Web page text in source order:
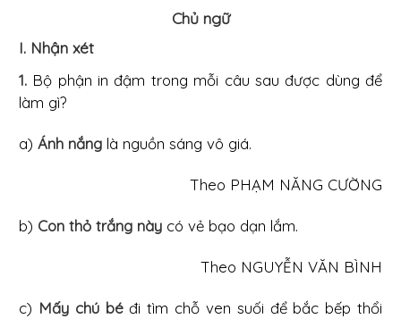
Chủ ngữ
I. Nhận xét
1. Bộ phận in đậm trong mỗi câu sau được dùng để
làm gì?
a) Ánh nắng là nguồn sáng vô giá.
Theo PHẠM NĂNG CƯỜNG
b) Con thỏ trắng này có vẻ bạo dạn lắm.
Theo NGUYỄN VĂN BÌNH
c) Mấy chú béđi tìm chỗ ven suối để bắc bếp thổi